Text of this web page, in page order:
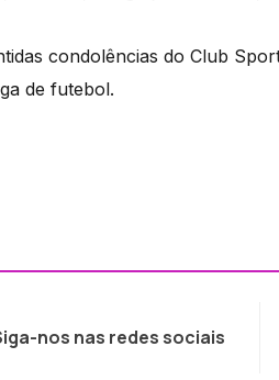
condolências do Club
de futebol.
nos nas redes sociais